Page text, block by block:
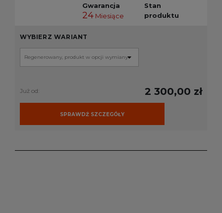
Gwarancja
24Miesiące
Stan
produktu
WYBIERZ WARIANT
Już od: 2 300,00 zł
SPRAWDŹ SZCZEGÓŁY